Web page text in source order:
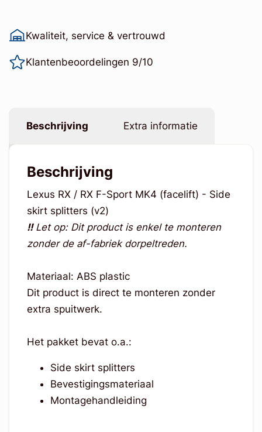
Kwaliteit, service & vertrouwd
Klantenbeoordelingen 9/10
Beschrijving Extra informatie
Beschrijving
Lexus RX / RX F-Sport MK4 (facelift) - Side
skirt splitters (v2)
!!Let op: Dit product is enkel te monteren
zonder de af-fabriek dorpeltreden.
Materiaal: ABS plastic
Dit product is direct te monteren zonder
extra spuitwerk.
Het pakket bevat o.a.:
Side skirt splitters
Bevestigingsmateriaal
Montagehandleiding